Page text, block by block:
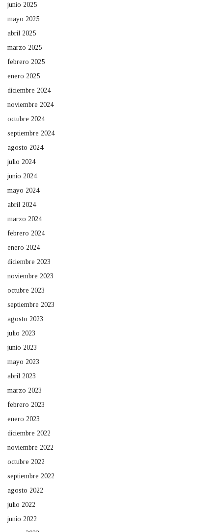
junio 2025
mayo 2025
abril 2025
marzo 2025
febrero 2025
enero 2025
diciembre 2024
noviembre 2024
octubre 2024
septiembre 2024
agosto 2024
julio 2024
junio 2024
mayo 2024
abril 2024
marzo 2024
febrero 2024
enero 2024
diciembre 2023
noviembre 2023
octubre 2023
septiembre 2023
agosto 2023
julio 2023
junio 2023
mayo 2023
abril 2023
marzo 2023
febrero 2023
enero 2023
diciembre 2022
noviembre 2022
octubre 2022
septiembre 2022
agosto 2022
julio 2022
junio 2022